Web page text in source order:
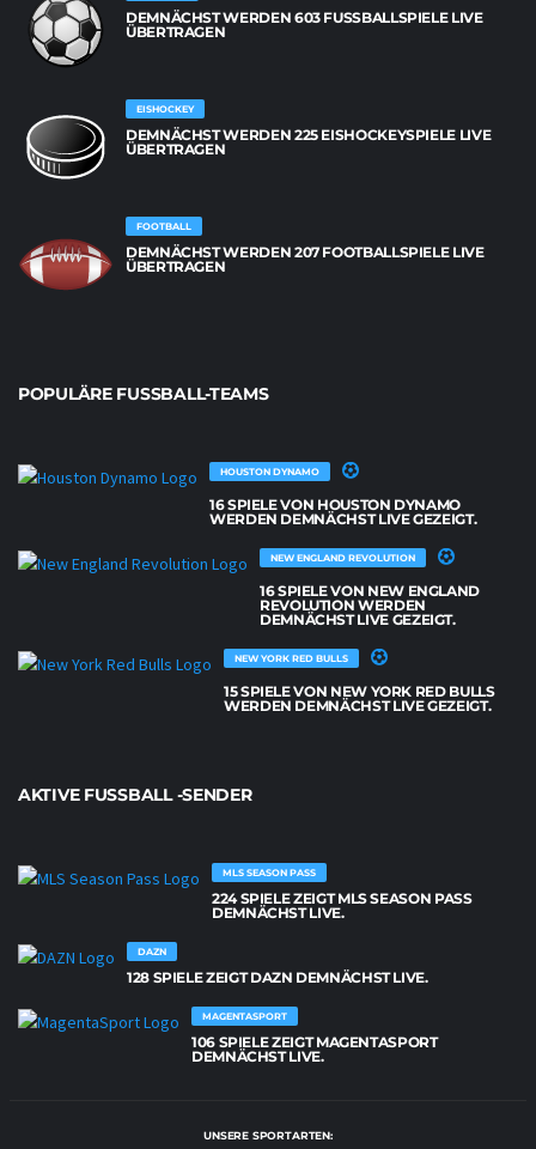
DEMNÄCHST WERDEN 603 FUSSBALLSPIELE LIVE Ü
BERTRAGEN
EISHOCKEY
DEMNÄCHST WERDEN 225 EISHOCKEYSPIELE LIVE
ÜBERTRAGEN
FOOTBALL
DEMNÄCHST WERDEN 207 FOOTBALLSPIELE LIVE
ÜBERTRAGEN
POPULÄRE FUSSBALL-TEAMS
HOUSTON DYNAMO
16 SPIELE VON HOUSTON DYNAMO
WERDEN DEMNÄCHST LIVE GEZEIGT.
NEW ENGLAND REVOLUTION
16 SPIELE VON NEW ENGLAND
REVOLUTION WERDEN
DEMNÄCHST LIVE GEZEIGT.
NEW YORK RED BULLS
15 SPIELE VON NEW YORK RED BULLS
WERDEN DEMNÄCHST LIVE GEZEIGT.
AKTIVE FUSSBALL -SENDER
MLS SEASON PASS
224 SPIELE ZEIGT MLS SEASON PASS
DEMNÄCHST LIVE.
DAZN
128 SPIELE ZEIGT DAZN DEMNÄCHST LIVE.
MAGENTASPORT
106 SPIELE ZEIGT MAGENTASPORT
DEMNÄCHST LIVE.
UNSERE SPORTARTEN: